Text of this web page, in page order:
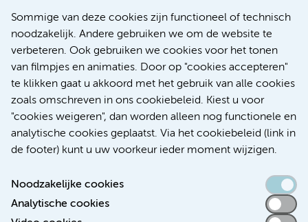
Sommige van deze cookies zijn functioneel of technisch
noodzakelijk. Andere gebruiken we om de website te
verbeteren. Ook gebruiken we cookies voor het tonen
van filmpjes en animaties. Door op "cookies accepteren"
te klikken gaat u akkoord met het gebruik van alle cookies
zoals omschreven in ons cookiebeleid. Kiest u voor
"cookies weigeren", dan worden alleen nog functionele en
analytische cookies geplaatst. Via het cookiebeleid (link in
de footer) kunt u uw voorkeur ieder moment wijzigen.
Noodzakelijke cookies
Analytische cookies
voor patiënten met alvleesklierkanker verbeteren
Meer